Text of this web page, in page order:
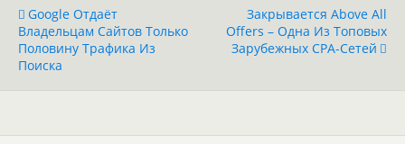
Google Отдаёт
Владельцам Сайтов Только
Половину Трафика Из
Поиска
Закрывается Above All
Offers – Одна Из Топовых
Зарубежных CPA-Сетей